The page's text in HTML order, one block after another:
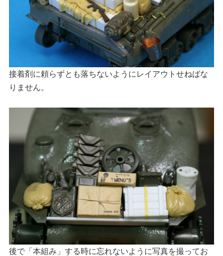
接着剤に頼らずとも落ちないようにレイアウトせねばな
りません。
後で「本組み」する時に忘れないように写真を撮ってお